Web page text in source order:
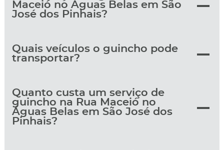
Maceió no Águas Belas em São
José dos Pinhais?
Quais veículos o guincho pode
transportar?
Quanto custa um serviço de
guincho na Rua Maceió no
Águas Belas em São José dos
Pinhais?